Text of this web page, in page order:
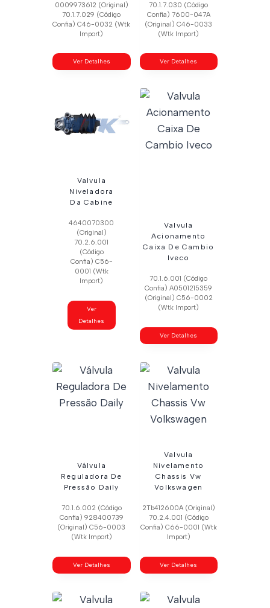
0009973612 (Original)
70.1.7.029 (Código
Confia) C46-0032 (Wtk
Import)
Ver Detalhes
70.1.7.030 (Código
Confia) 7600-047A
(Original) C46-0033
(Wtk Import)
Ver Detalhes
Valvula
Niveladora
Da Cabine
4640070300
(Original)
70.2.6.001
(Código
Confia) C56-
0001 (Wtk
Import)
Ver
Detalhes
Valvula
Acionamento
Caixa De Cambio
Iveco
70.1.6.001 (Código
Confia) A0501215359
(Original) C56-0002
(Wtk Import)
Ver Detalhes
Válvula
Reguladora De
Pressão Daily
70.1.6.002 (Código
Confia) 928400739
(Original) C56-0003
(Wtk Import)
Ver Detalhes
Valvula
Nivelamento
Chassis Vw
Volkswagen
2Tb412600A (Original)
70.2.4.001 (Código
Confia) C66-0001 (Wtk
Import)
Ver Detalhes